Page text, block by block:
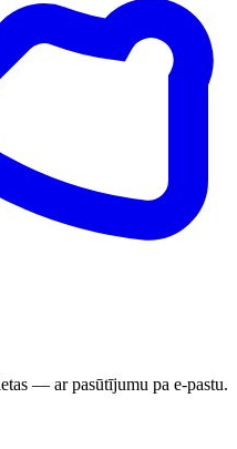
— ar pasūtījumu pa e-pastu.